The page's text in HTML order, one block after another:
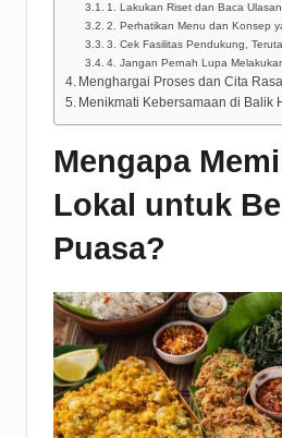
1. Lakukan Riset dan Baca
2. Perhatikan Menu dan Konsep
3. Cek Fasilitas Pendukung,
4. Jangan Pernah Lupa
Menghargai Proses dan Cita
Menikmati Kebersamaan di Balik
Mengapa
Lokal untuk
Puasa?